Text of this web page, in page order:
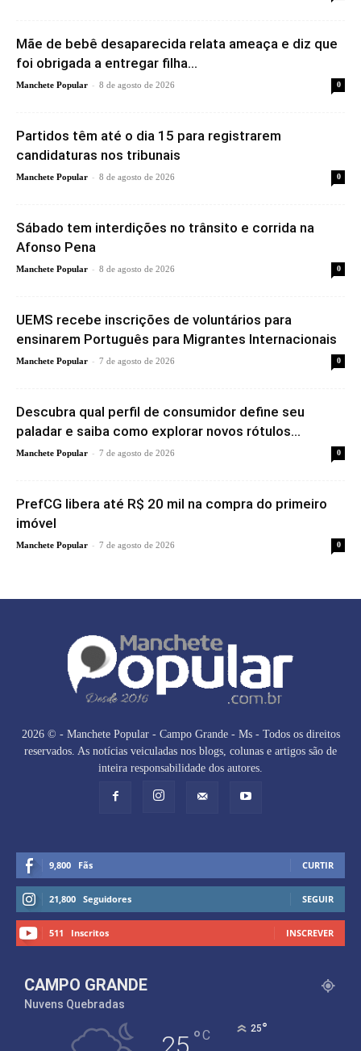
Mãe de bebê desaparecida relata ameaça e diz que
foi obrigada a entregar filha...
Manchete Popular - 8 de agosto de 2026 0
Partidos têm até o dia 15 para registrarem
candidaturas nos tribunais
Manchete Popular - 8 de agosto de 2026 0
Sábado tem interdições no trânsito e corrida na
Afonso Pena
Manchete Popular - 8 de agosto de 2026 0
UEMS recebe inscrições de voluntários para
ensinarem Português para Migrantes Internacionais
Manchete Popular - 7 de agosto de 2026 0
Descubra qual perfil de consumidor define seu
paladar e saiba como explorar novos rótulos...
Manchete Popular - 7 de agosto de 2026 0
PrefCG libera até R$ 20 mil na compra do primeiro
imóvel
Manchete Popular - 7 de agosto de 2026 0
2026 © - Manchete Popular - Campo Grande - Ms - Todos os direitos
reservados. As notícias veiculadas nos blogs, colunas e artigos são de
inteira responsabilidade dos autores.
9,800 Fãs CURTIR
21,800 Seguidores SEGUIR
511 Inscritos INSCREVER
CAMPO GRANDE
Nuvens Quebradas
°C 25°